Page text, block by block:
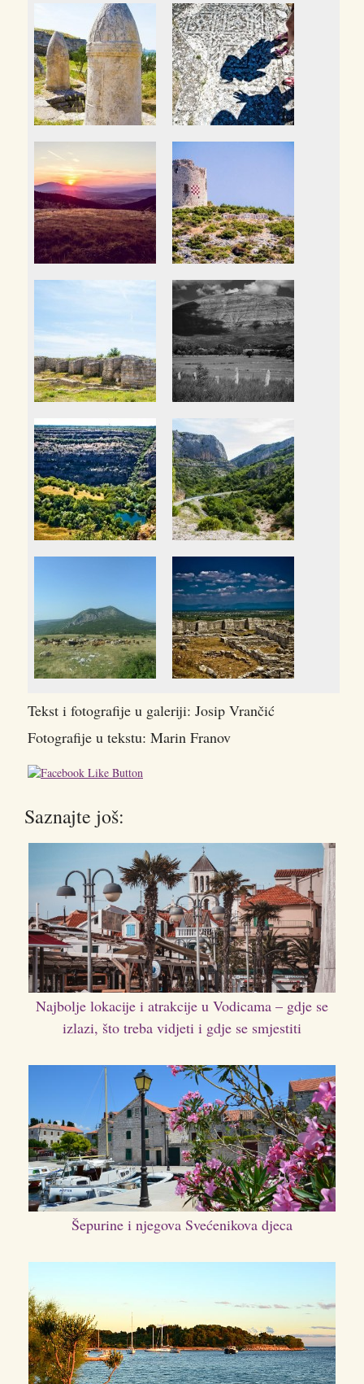
Tekst i fotografije u galeriji: Josip Vrančić
Fotografije u tekstu: Marin Franov
Saznajte još:
Najbolje lokacije i atrakcije u Vodicama – gdje se
izlazi, što treba vidjeti i gdje se smjestiti
Šepurine i njegova Svećenikova djeca